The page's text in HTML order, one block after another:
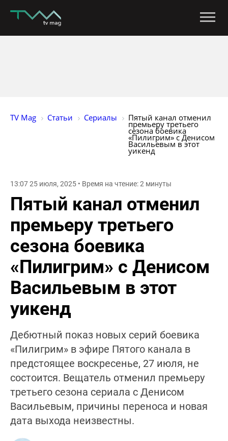
TV Mag Статьи Сериалы Пятый канал отменил
премьеру третьего
сезона боевика
«Пилигрим» с Денисом
Васильевым в этот
уикенд
13:07 25 июля, 2025 • Время на чтение: 2 минуты
Пятый канал отменил
премьеру третьего
сезона боевика
«Пилигрим» с Денисом
Васильевым в этот
уикенд
Дебютный показ новых серий боевика
«Пилигрим» в эфире Пятого канала в
предстоящее воскресенье, 27 июля, не
состоится. Вещатель отменил премьеру
третьего сезона сериала с Денисом
Васильевым, причины переноса и новая
дата выхода неизвестны.